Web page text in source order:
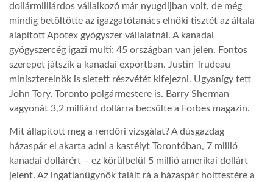
GLOBOZSARU
DOBRAVERO.HU
LATIMO.HU
dollármilliárdos vállalkozó már nyugdíjban volt, de még
mindig betöltötte az igazgatótanács elnöki tisztét az általa
alapított Apotex gyógyszer vállalatnál. A kanadai
gyógyszercég igazi multi: 45 országban van jelen. Fontos
szerepet játszik a kanadai exportban. Justin Trudeau
miniszterelnök is sietett részvétét kifejezni. Ugyanígy tett
John Tory, Toronto polgármestere is. Barry Sherman
vagyonát 3,2 milliárd dollárra becsülte a Forbes magazin.
Mit állapított meg a rendőri vizsgálat? A dúsgazdag
házaspár el akarta adni a kastélyt Torontóban, 7 millió
kanadai dollárért – ez körülbelül 5 millió amerikai dollárt
jelent. Az ingatlanügynök talált rá a házaspár holttestére a